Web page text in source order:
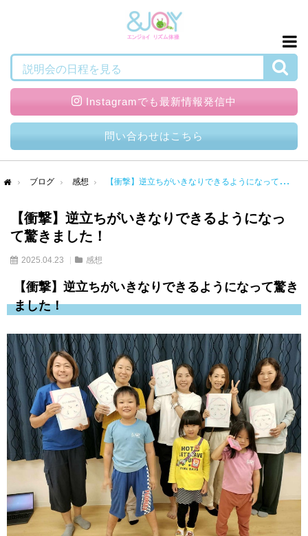
説明会の日程を見る
Instagramでも最新情報発信中
問い合わせはこちら
ブログ 感想 【衝撃】逆立ちがいきなりできるようになって驚きました！
【衝撃】逆立ちがいきなりできるようになっ
て驚きました！
2025.04.23 感想
【衝撃】逆立ちがいきなりできるようになって驚き
ました！